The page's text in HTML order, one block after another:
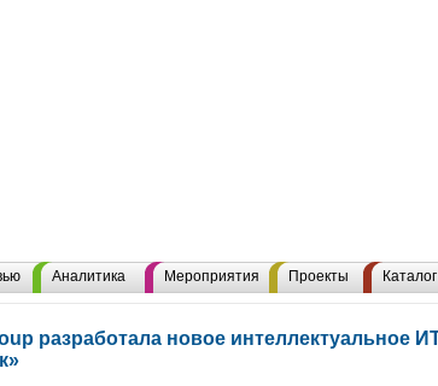
Аналитика Мероприятия Проекты
разработала новое интеллектуальное